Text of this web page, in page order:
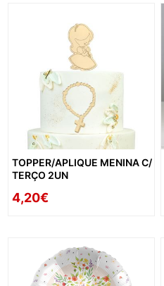
TOPPER/APLIQUE MENINA C/
TERÇO 2UN
4,20€